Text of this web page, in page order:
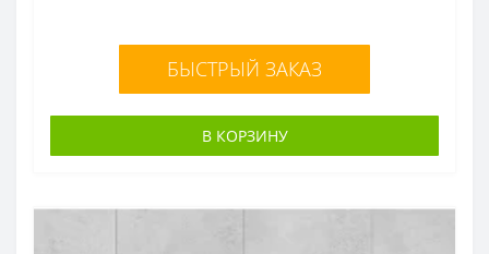
БЫСТРЫЙ ЗАКАЗ
В КОРЗИНУ